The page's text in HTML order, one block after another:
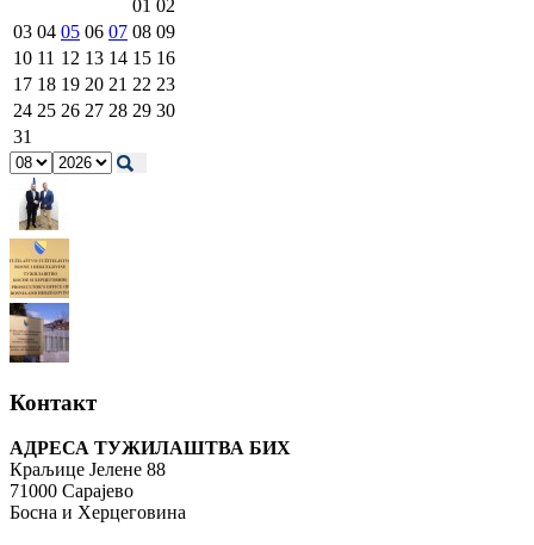
01 02
03 04 05 06 07 08 09
10 11 12 13 14 15 16
17 18 19 20 21 22 23
24 25 26 27 28 29 30
31
Контакт
АДРЕСА ТУЖИЛАШТВА БИХ
Краљице Јелене 88
71000 Сарајево
Босна и Херцеговина